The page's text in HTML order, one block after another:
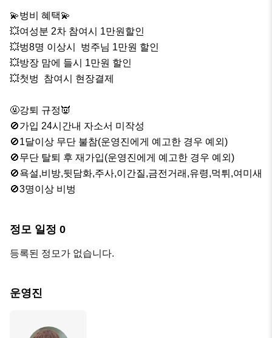
💫벙비 혜택💫
💥여성분 2차 참여시 1만원할인
💥벙8명 이상시  벙주님 1만원 할인
💥방장 맘에 들시 1만원 할인
💥첫벙  참여시 현장결제
🤬강퇴 규정👿
🚫가입 24시간내 자소서 미작성
🚫1달이상 무단 불참(운영진에게 예고한 경우 예외)
🚫무단 탈퇴 후 재가입(운영진에게 예고한 경우 예외)
🚫욕설,비방,뒷담화,주사,이간질,금전거래,유령,먹튀,여미새
🚫3명이상 비벙
정모 일정 0
등록된 정모가 없습니다.
운영진